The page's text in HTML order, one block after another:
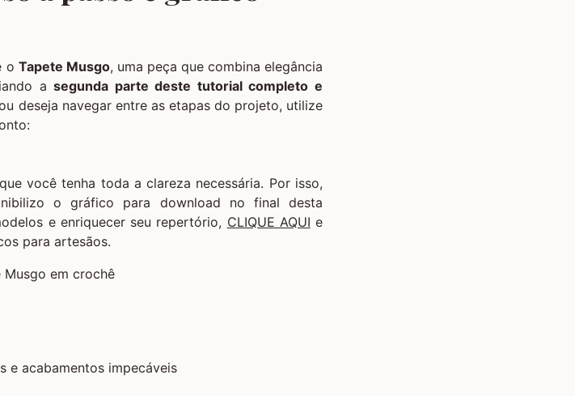
o Tapete Musgo, uma peça que combina elegância
asegunda parte deste tutorial completo e
deseja navegar entre as etapas do projeto, utilize
você tenha toda a clareza necessária. Por isso,
o gráfico para download no final desta
e enriquecer seu repertório, CLIQUE AQUI e
para artesãos.
e acabamentos impecáveis